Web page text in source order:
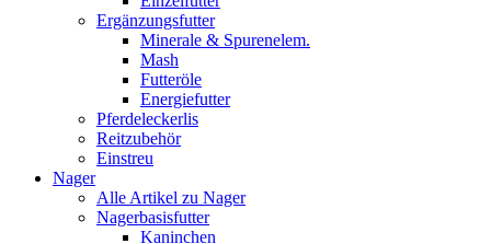
Ergänzungsfutter
Minerale & Spurenelem.
Mash
Futteröle
Energiefutter
Pferdeleckerlis
Reitzubehör
Einstreu
Nager
Alle Artikel zu Nager
Nagerbasisfutter
Kaninchen